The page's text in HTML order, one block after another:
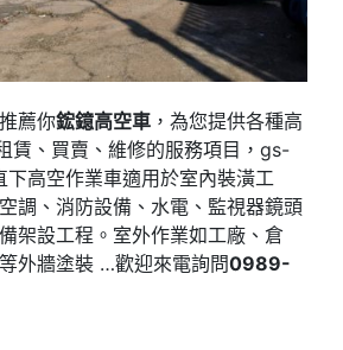
推薦你鋐鐿高空車 ，為您提供各種高
賃、買賣、維修的服務項目，gs-
高空作業車適用於室內裝潢工
調、消防設備、水電、監視器鏡頭
架設工程。室外作業如工廠、倉
外牆塗裝 …歡迎來電詢問0989-